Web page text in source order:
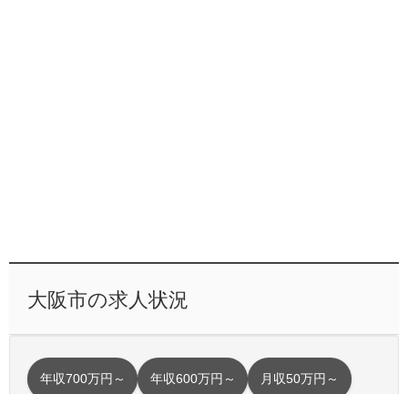
大阪市の求人状況
年収700万円～ 年収600万円～ 月収50万円～